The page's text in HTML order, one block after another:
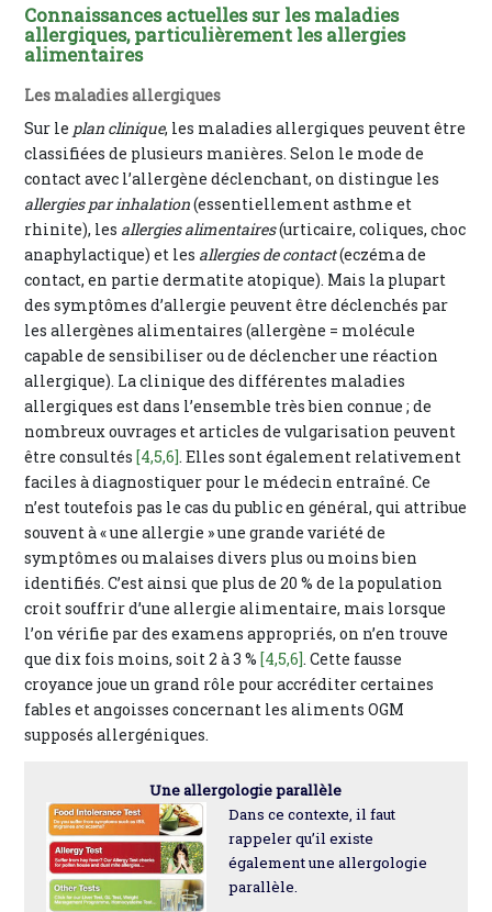
Connaissances actuelles sur les maladies
allergiques, particulièrement les allergies
alimentaires
Les maladies allergiques
Sur le plan clinique, les maladies allergiques peuvent être
classifiées de plusieurs manières. Selon le mode de
contact avec l’allergène déclenchant, on distingue les
allergies par inhalation(essentiellement asthme et
rhinite), les allergies alimentaires(urticaire, coliques, choc
anaphylactique) et les allergies de contact(eczéma de
contact, en partie dermatite atopique). Mais la plupart
des symptômes d’allergie peuvent être déclenchés par
les allergènes alimentaires (allergène = molécule
capable de sensibiliser ou de déclencher une réaction
allergique). La clinique des différentes maladies
allergiques est dans l’ensemble très bien connue ; de
nombreux ouvrages et articles de vulgarisation peuvent
être consultés[4,5,6]. Elles sont également relativement
faciles à diagnostiquer pour le médecin entraîné. Ce
n’est toutefois pas le cas du public en général, qui attribue
souvent à « une allergie » une grande variété de
symptômes ou malaises divers plus ou moins bien
identifiés. C’est ainsi que plus de 20 % de la population
croit souffrir d’une allergie alimentaire, mais lorsque
l’on vérifie par des examens appropriés, on n’en trouve
que dix fois moins, soit 2 à 3 %[4,5,6]. Cette fausse
croyance joue un grand rôle pour accréditer certaines
fables et angoisses concernant les aliments OGM
supposés allergéniques.
Une allergologie parallèle
Dans ce contexte, il faut
rappeler qu’il existe
également une allergologie
parallèle.